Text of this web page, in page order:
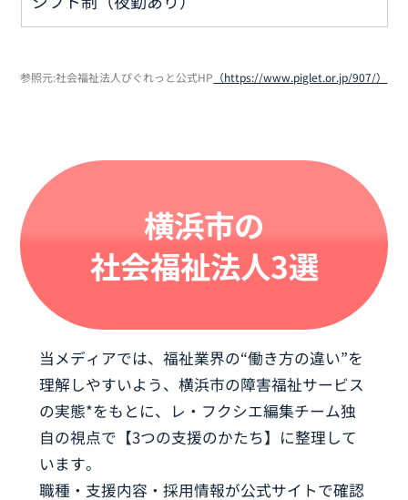
参照元:社会福祉法人ぴぐれっと公式HP （https://www.piglet.or.jp/907/）
横浜市の
社会福祉法人3選
当メディアでは、福祉業界の“働き方の違い”を
理解しやすいよう、横浜市の障害福祉サービス
の実態*をもとに、 レ・フクシエ編集チーム独
自の視点で【3つの支援のかたち】に整理して
います。
職種・支援内容・採用情報が公式サイトで確認